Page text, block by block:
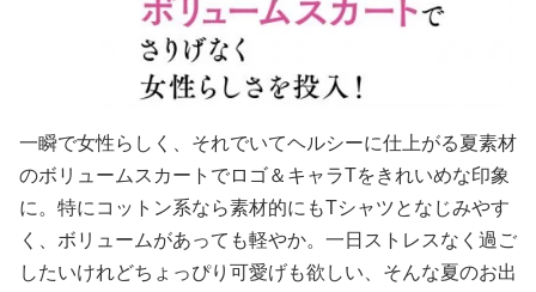
一瞬で女性らしく、それでいてヘルシーに仕上がる夏素材
のボリュームスカートでロゴ＆キャラTをきれいめな印象
に。特にコットン系なら素材的にもTシャツとなじみやす
く、ボリュームがあっても軽やか。一日ストレスなく過ご
したいけれどちょっぴり可愛げも欲しい、そんな夏のお出